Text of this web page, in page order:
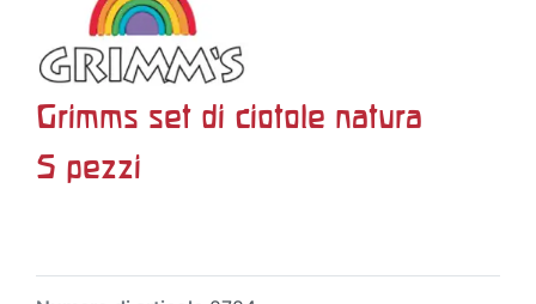
Grimms set di ciotole natura
5 pezzi